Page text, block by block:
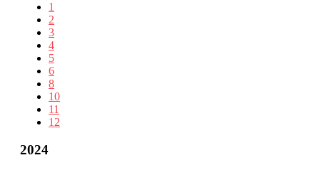
1
2
3
4
5
6
8
10
11
12
2024